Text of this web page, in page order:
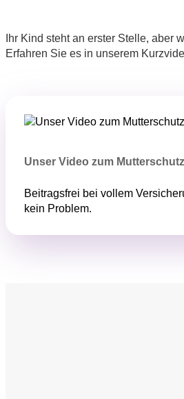
Ihr Kind steht an erster Stelle, aber
Erfahren Sie es in unserem
Unser Video zum Mutterschutz
Beitragsfrei bei vollem
kein Problem.